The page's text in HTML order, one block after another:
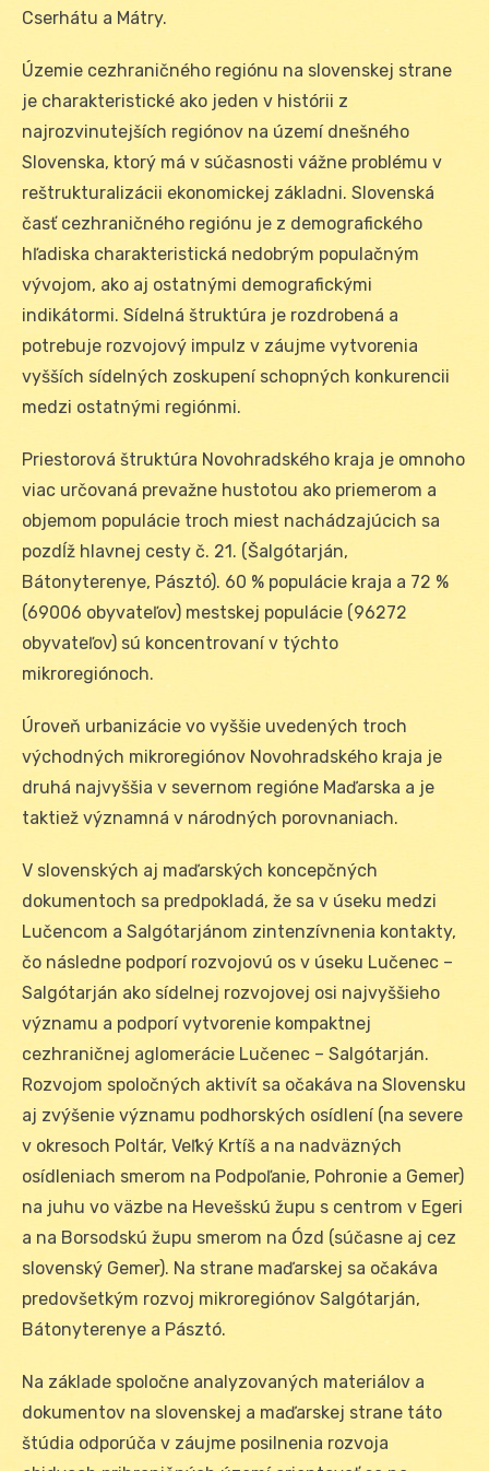
Cserhátu a Mátry.
Územie cezhraničného regiónu na slovenskej strane
je charakteristické ako jeden v histórii z
najrozvinutejších regiónov na území dnešného
Slovenska, ktorý má v súčasnosti vážne problému v
reštrukturalizácii ekonomickej základni. Slovenská
časť cezhraničného regiónu je z demografického
hľadiska charakteristická nedobrým populačným
vývojom, ako aj ostatnými demografickými
indikátormi. Sídelná štruktúra je rozdrobená a
potrebuje rozvojový impulz v záujme vytvorenia
vyšších sídelných zoskupení schopných konkurencii
medzi ostatnými regiónmi.
Priestorová štruktúra Novohradského kraja je omnoho
viac určovaná prevažne hustotou ako priemerom a
objemom populácie troch miest nachádzajúcich sa
pozdĺž hlavnej cesty č. 21. (Šalgótarján,
Bátonyterenye, Pásztó). 60 % populácie kraja a 72 %
(69006 obyvateľov) mestskej populácie (96272
obyvateľov) sú koncentrovaní v týchto
mikroregiónoch.
Úroveň urbanizácie vo vyššie uvedených troch
východných mikroregiónov Novohradského kraja je
druhá najvyššia v severnom regióne Maďarska a je
taktiež významná v národných porovnaniach.
V slovenských aj maďarských koncepčných
dokumentoch sa predpokladá, že sa v úseku medzi
Lučencom a Salgótarjánom zintenzívnenia kontakty,
čo následne podporí rozvojovú os v úseku Lučenec –
Salgótarján ako sídelnej rozvojovej osi najvyššieho
významu a podporí vytvorenie kompaktnej
cezhraničnej aglomerácie Lučenec – Salgótarján.
Rozvojom spoločných aktivít sa očakáva na Slovensku
aj zvýšenie významu podhorských osídlení (na severe
v okresoch Poltár, Veľký Krtíš a na nadväzných
osídleniach smerom na Podpoľanie, Pohronie a Gemer)
na juhu vo väzbe na Hevešskú župu s centrom v Egeri
a na Borsodskú župu smerom na Ózd (súčasne aj cez
slovenský Gemer). Na strane maďarskej sa očakáva
predovšetkým rozvoj mikroregiónov Salgótarján,
Bátonyterenye a Pásztó.
Na základe spoločne analyzovaných materiálov a
dokumentov na slovenskej a maďarskej strane táto
štúdia odporúča v záujme posilnenia rozvoja